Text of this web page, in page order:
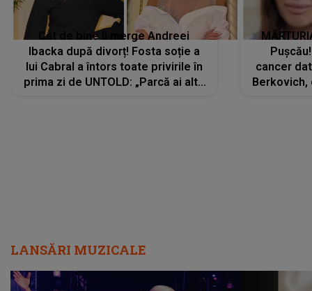
Cât de bine îi merge Andreei
Ibacka după divorț! Fosta soție a
lui Cabral a întors toate privirile în
prima zi de UNTOLD: „Parcă ai altă
cancer
Berkovich,
LANSĂRI MUZICALE